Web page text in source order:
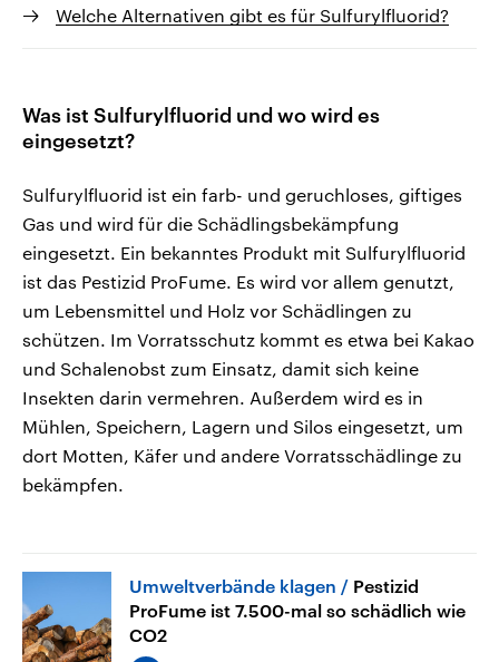
Welche Alternativen gibt es für Sulfurylfluorid?
Was ist Sulfurylfluorid und wo wird es
eingesetzt?
Sulfurylfluorid ist ein farb- und geruchloses, giftiges
Gas und wird für die Schädlingsbekämpfung
eingesetzt. Ein bekanntes Produkt mit Sulfurylfluorid
ist das Pestizid ProFume. Es wird vor allem genutzt,
um Lebensmittel und Holz vor Schädlingen zu
schützen. Im Vorratsschutz kommt es etwa bei Kakao
und Schalenobst zum Einsatz, damit sich keine
Insekten darin vermehren. Außerdem wird es in
Mühlen, Speichern, Lagern und Silos eingesetzt, um
dort Motten, Käfer und andere Vorratsschädlinge zu
bekämpfen.
Umweltverbände klagen
Pestizid
ProFume ist 7.500-mal so schädlich wie
CO2